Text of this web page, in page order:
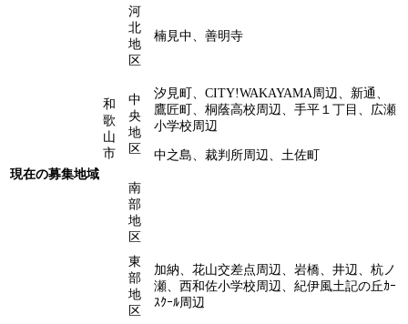
現在の募集地域
和
歌
山
市
河
北
地
区
楠見中、善明寺
中
央
地
区
汐見町、CITY!WAKAYAMA周辺、新通、
鷹匠町、桐蔭高校周辺、手平１丁目、広瀬
小学校周辺
中之島、裁判所周辺、土佐町
南
部
地
区
東
部
地
区
加納、花山交差点周辺、岩橋、井辺、杭ノ
瀬、西和佐小学校周辺、紀伊風土記の丘ｶｰ
ｽｸｰﾙ周辺